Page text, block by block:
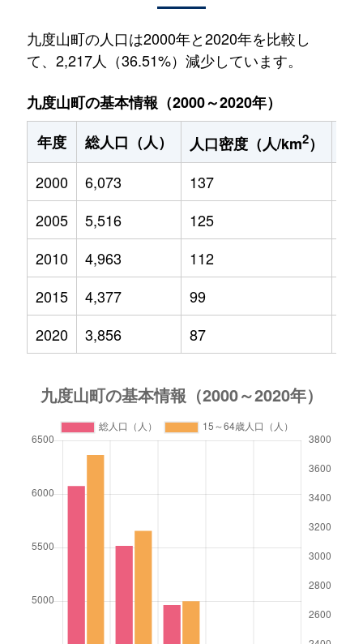
九度山町の人口は2000年と2020年を比較し
て、2,217人（36.51%）減少しています。
九度山町の基本情報（2000～2020年）
年度
総人口（人） 人口密度（人/km2）
2000
6,073 137
2005
5,516 125
2010
4,963 112
2015
4,377 99
2020
3,856 87